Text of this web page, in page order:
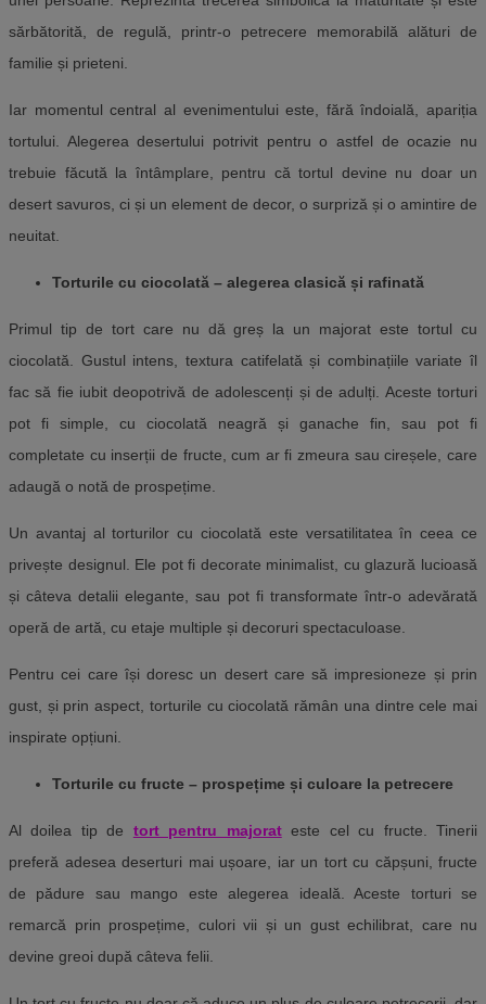
sărbătorită, de regulă, printr-o petrecere memorabilă alături de
familie și prieteni.
Iar momentul central al evenimentului este, fără îndoială, apariția
tortului. Alegerea desertului potrivit pentru o astfel de ocazie nu
trebuie făcută la întâmplare, pentru că tortul devine nu doar un
desert savuros, ci și un element de decor, o surpriză și o amintire de
neuitat.
Torturile cu ciocolată – alegerea clasică și rafinată
Primul tip de tort care nu dă greș la un majorat este tortul cu
ciocolată. Gustul intens, textura catifelată și combinațiile variate îl
fac să fie iubit deopotrivă de adolescenți și de adulți. Aceste torturi
pot fi simple, cu ciocolată neagră și ganache fin, sau pot fi
completate cu inserții de fructe, cum ar fi zmeura sau cireșele, care
adaugă o notă de prospețime.
Un avantaj al torturilor cu ciocolată este versatilitatea în ceea ce
privește designul. Ele pot fi decorate minimalist, cu glazură lucioasă
și câteva detalii elegante, sau pot fi transformate într-o adevărată
operă de artă, cu etaje multiple și decoruri spectaculoase.
Pentru cei care își doresc un desert care să impresioneze și prin
gust, și prin aspect, torturile cu ciocolată rămân una dintre cele mai
inspirate opțiuni.
Torturile cu fructe – prospețime și culoare la petrecere
Al doilea tip de tort pentru majorateste cel cu fructe. Tinerii
preferă adesea deserturi mai ușoare, iar un tort cu căpșuni, fructe
de pădure sau mango este alegerea ideală. Aceste torturi se
remarcă prin prospețime, culori vii și un gust echilibrat, care nu
devine greoi după câteva felii.